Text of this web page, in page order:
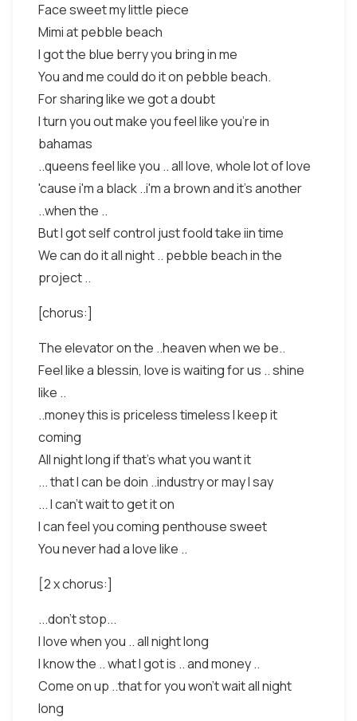
Face sweet my little piece
Mimi at pebble beach
I got the blue berry you bring in me
You and me could do it on pebble beach.
For sharing like we got a doubt
I turn you out make you feel like you're in
bahamas
..queens feel like you .. all love, whole lot of love
'cause i'm a black ..i'm a brown and it's another
..when the ..
But I got self control just foold take iin time
We can do it all night .. pebble beach in the
project ..
[chorus:]
The elevator on the ..heaven when we be..
Feel like a blessin, love is waiting for us .. shine
like ..
..money this is priceless timeless I keep it
coming
All night long if that's what you want it
... that I can be doin ..industry or may I say
... I can't wait to get it on
I can feel you coming penthouse sweet
You never had a love like ..
[2 x chorus:]
...don't stop...
I love when you .. all night long
I know the .. what I got is .. and money ..
Come on up ..that for you won't wait all night
long